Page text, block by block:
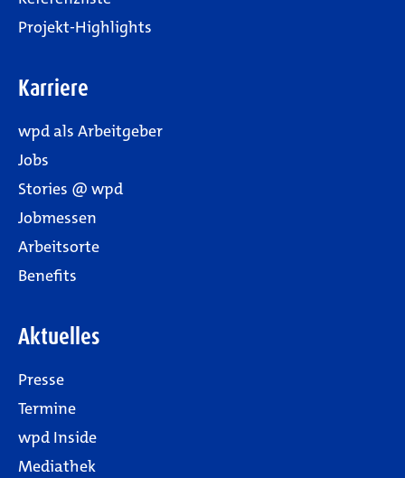
Projekt-Highlights
Karriere
wpd als Arbeitgeber
Jobs
Stories @ wpd
Jobmessen
Arbeitsorte
Benefits
Aktuelles
Presse
Termine
wpd Inside
Mediathek